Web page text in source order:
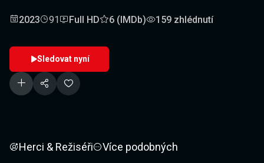
2023 91 Full HD 6 (IMDb) 159 zhlédnutí
Sledovat nyní
Herci & Režiséři Více podobných